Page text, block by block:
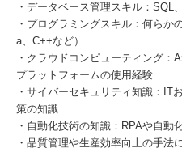
・データベース管理スキル：SQL
・プログラミングスキル：何ら
a、C++など）
・クラウドコンピューティング：
プラットフォームの使用経験
・サイバーセキュリティ知識：IT
策の知識
・自動化技術の知識：RPAや自動
・品質管理や生産効率向上の手法